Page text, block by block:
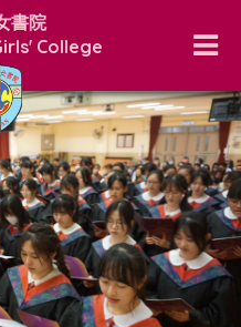
書院
College